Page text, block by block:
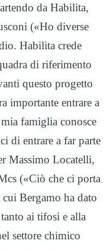
da Habilita,
(«Ho diverse
Habilita crede
di riferimento
questo progetto
importante entrare a
famiglia conosce
di entrare a far parte
Massimo Locatelli,
(«Ciò che ci porta
Bergamo ha dato
ai tifosi e alla
settore chimico